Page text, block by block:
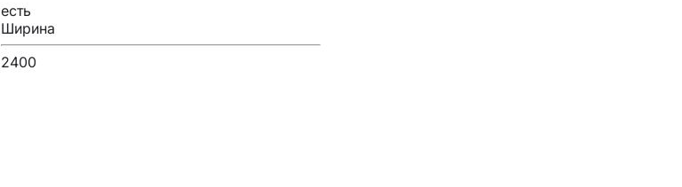
есть
Ширина
2400